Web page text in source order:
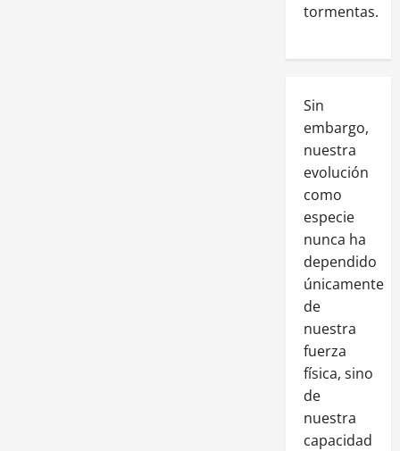
tormentas.
Sin
embargo,
nuestra
evolución
como
especie
nunca ha
dependido
únicamente
de
nuestra
fuerza
física, sino
de
nuestra
capacidad